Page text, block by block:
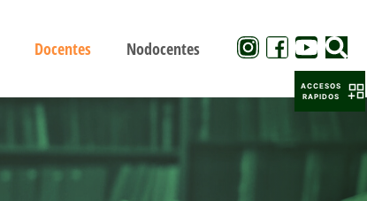
Docentes Nodocentes
ACCESOS
RAPIDOS